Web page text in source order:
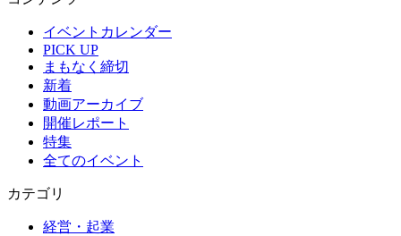
イベントカレンダー
PICK UP
まもなく締切
新着
動画アーカイブ
開催レポート
特集
全てのイベント
カテゴリ
経営・起業